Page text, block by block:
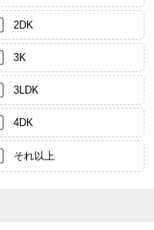
2DK
3K
3LDK
4DK
それ以上